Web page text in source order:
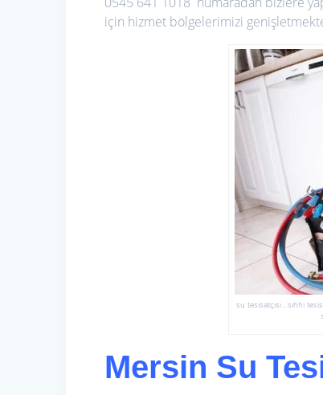
için hizmet bölgelerimizi
su tesisatçısı , sıhhi
Mersin Su